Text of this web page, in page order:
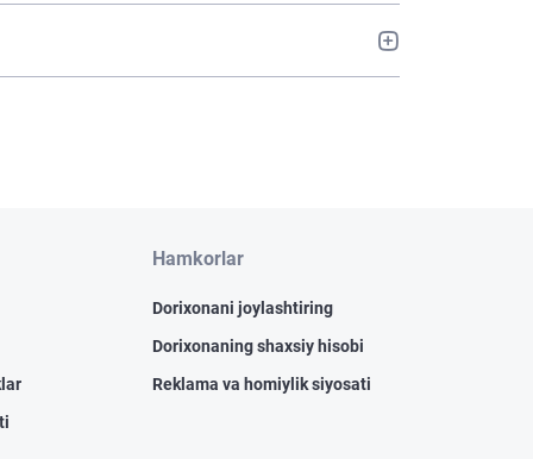
Hamkorlar
Dorixonani joylashtiring
Dorixonaning shaxsiy hisobi
Reklama va homiylik siyosati